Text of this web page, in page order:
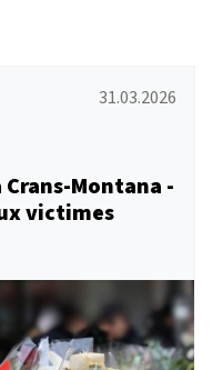
31.03.2026
Montana -
victimes